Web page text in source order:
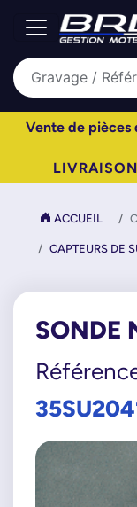
Vente de pièces
ACCUEIL
CAPTEURS DE
SONDE